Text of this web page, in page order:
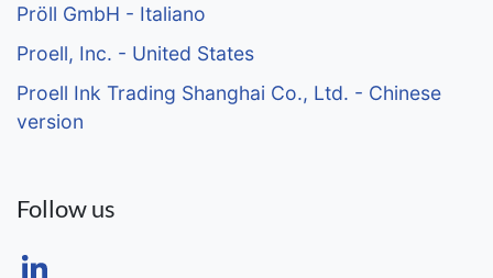
Pröll GmbH - Italiano
Proell, Inc. - United States
Proell Ink Trading Shanghai Co., Ltd. - Chinese
version
Follow us